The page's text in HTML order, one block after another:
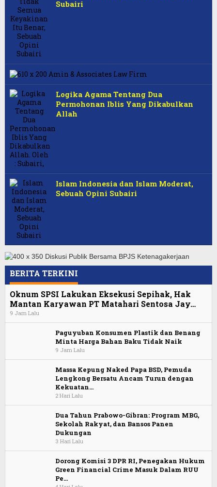
Subairi
Logika Agama Tentang Dua
Permohonan Iblis Yang Dikabulkan
Allah
Islam Indonesia dan Islam Moderat,
Sebuah Opini Subairi
BERITA TERKINI
Oknum SPSI Lakukan Eksekusi Sepihak, Hak
Mantan Karyawan PT Matahari Sentosa Jay…
9 Jam Lalu
Paguyuban Konsumen Plastik dan Benang
Minta Harga Bahan Baku Tidak Naik
9 Jam Lalu
Massa Kepung Naked Papa BSD, Pemuda
Lengkong Bersatu Ancam Turun dengan
Kekuatan…
2 Hari Lalu
Dua Tahun Prabowo-Gibran: Program MBG,
Sekolah Rakyat, dan Bansos Panen
Dukungan
3 Hari Lalu
Dorong Komisi 3 DPR RI, Penegakan Hukum
Green Financial Crime Masuk Dalam RUU
Pe…